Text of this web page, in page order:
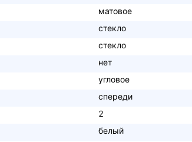
матовое
стекло
стекло
нет
угловое
спереди
2
белый